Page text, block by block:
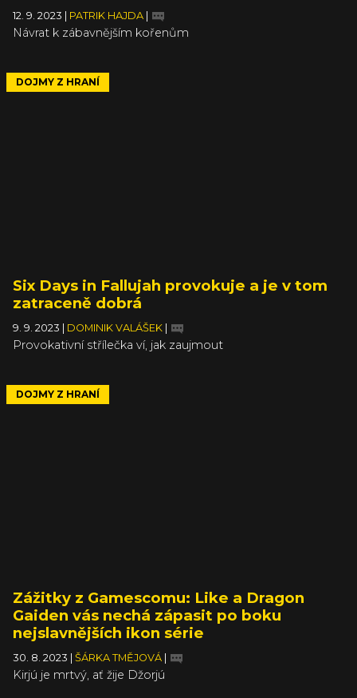
12. 9. 2023 PATRIK HAJDA
Návrat k zábavnějším kořenům
DOJMY Z HRANÍ
Six Days in Fallujah provokuje a je v tom
zatraceně dobrá
9. 9. 2023 DOMINIK VALÁŠEK
Provokativní střílečka ví, jak zaujmout
DOJMY Z HRANÍ
Zážitky z Gamescomu: Like a Dragon
Gaiden vás nechá zápasit po boku
nejslavnějších ikon série
30. 8. 2023 ŠÁRKA TMĚJOVÁ
Kirjú je mrtvý, ať žije Džorjú